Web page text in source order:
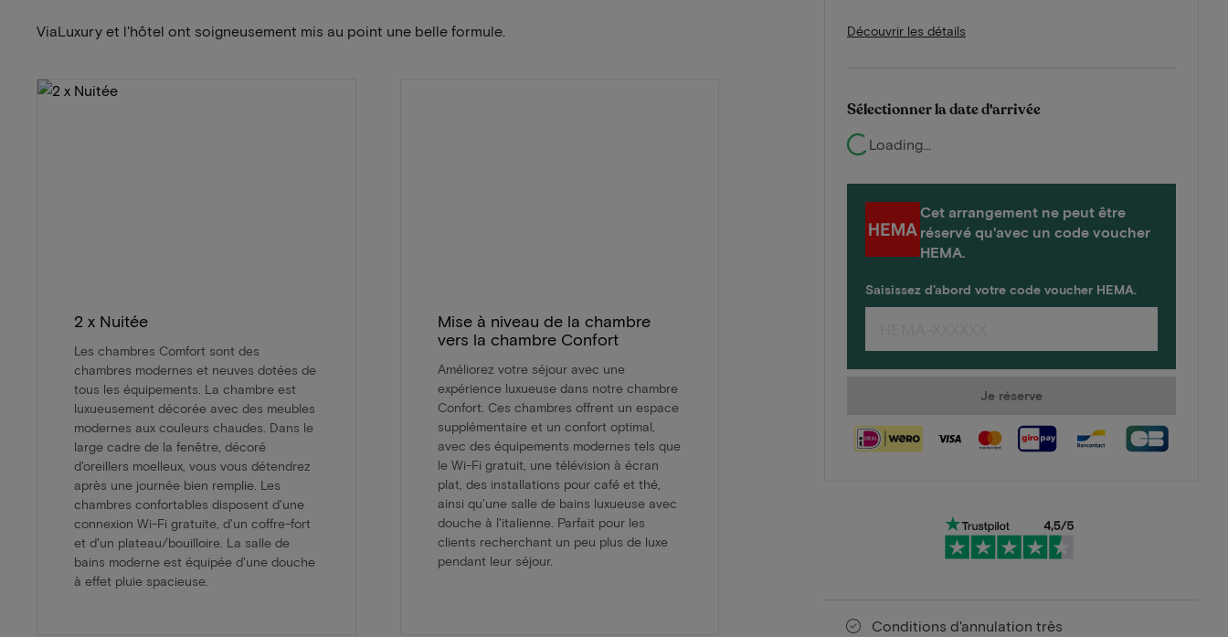
Découvrir les détails
Sélectionner la date d'arrivée
Loading...
Cet arrangement ne peut être
réservé qu'avec un code voucher
HEMA.
Saisissez d'abord votre code voucher HEMA.
Je réserve
Conditions d'annulation très
ViaLuxury et l'hôtel ont soigneusement mis au point une belle formule.
2 x Nuitée
Les chambres Comfort sont des
chambres modernes et neuves dotées de
tous les équipements. La chambre est
luxueusement décorée avec des meubles
modernes aux couleurs chaudes. Dans le
large cadre de la fenêtre, décoré
d'oreillers moelleux, vous vous détendrez
après une journée bien remplie. Les
chambres confortables disposent d'une
connexion Wi-Fi gratuite, d'un coffre-fort
et d'un plateau/bouilloire. La salle de
bains moderne est équipée d'une douche
à effet pluie spacieuse.
Mise à niveau de la chambre
vers la chambre Confort
Améliorez votre séjour avec une
expérience luxueuse dans notre chambre
Confort. Ces chambres offrent un espace
supplémentaire et un confort optimal,
avec des équipements modernes tels que
le Wi-Fi gratuit, une télévision à écran
plat, des installations pour café et thé,
ainsi qu'une salle de bains luxueuse avec
douche à l'italienne. Parfait pour les
clients recherchant un peu plus de luxe
pendant leur séjour.